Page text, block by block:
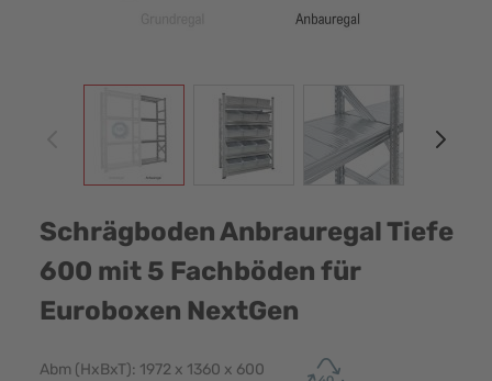
View larger imageView larger imageView larger image
Schrägboden Anbrauregal Tiefe
600 mit 5 Fachböden für
Euroboxen NextGen
Abm (HxBxT): 1972 x 1360 x 600